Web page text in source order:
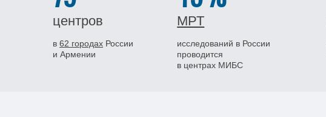
центров
в 62 городах России
и Армении
МРТ
исследований в России
проводится
в центрах МИБС